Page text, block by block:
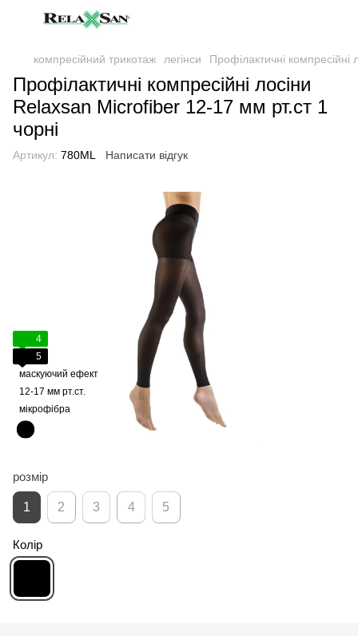
компресійний трикотаж легінси Профілактичні
Профілактичні компресійні лосіни
Relaxsan Microfiber 12-17 мм рт.ст 1
чорні
Артикул: 780ML Написати відгук
4
5
маскуючий ефект
12-17 мм рт.ст.
мікрофібра
розмір
1 2 3 4 5
Колір